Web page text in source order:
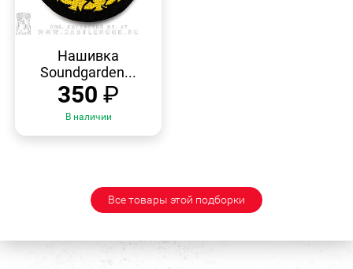
Нашивка
Soundgarden...
350 ₽
В наличии
Все товары этой подборки